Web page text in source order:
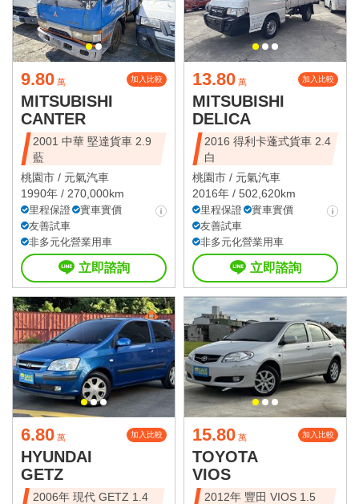
9.80 萬 加入比較
MITSUBISHI
CANTER
2001 中華 堅達貨車 2.9
藍
桃園市 / 元氣汽車
1990年 / 270,000km
里程保證
實車實價
友善試車
非多元化營業用車
立即諮詢
13.80 萬 加入比較
MITSUBISHI
DELICA
2016 得利卡蓬式貨車 2.4
白
桃園市 / 元氣汽車
2016年 / 502,620km
里程保證
實車實價
友善試車
非多元化營業用車
立即諮詢
6.80 萬 加入比較
HYUNDAI
GETZ
2006年 現代 GETZ 1.4
15.80 萬 加入比較
TOYOTA
VIOS
2012年 豐田 VIOS 1.5